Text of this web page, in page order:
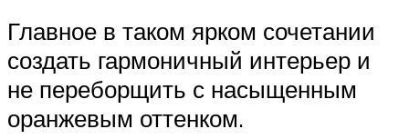
Главное в таком ярком сочетании
создать гармоничный интерьер и
не переборщить с насыщенным
оранжевым оттенком.